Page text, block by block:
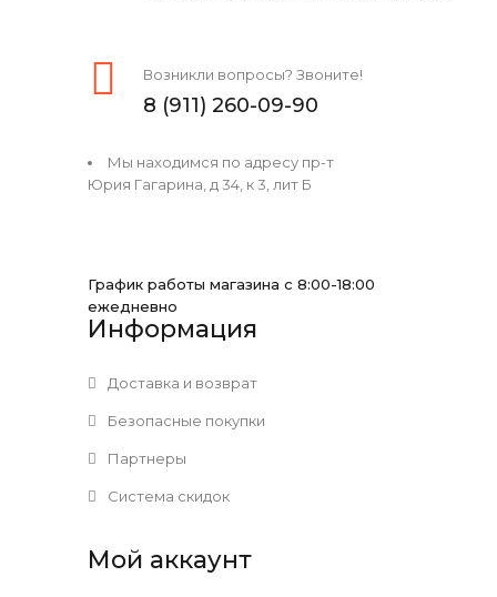
Возникли вопросы? Звоните!
8 (911) 260-09-90
Мы находимся по адресу пр-т
Юрия Гагарина, д 34, к 3, лит Б
График работы магазина с 8:00-18:00
ежедневно
Информация
Доставка и возврат
Безопасные покупки
Партнеры
Система скидок
Мой аккаунт